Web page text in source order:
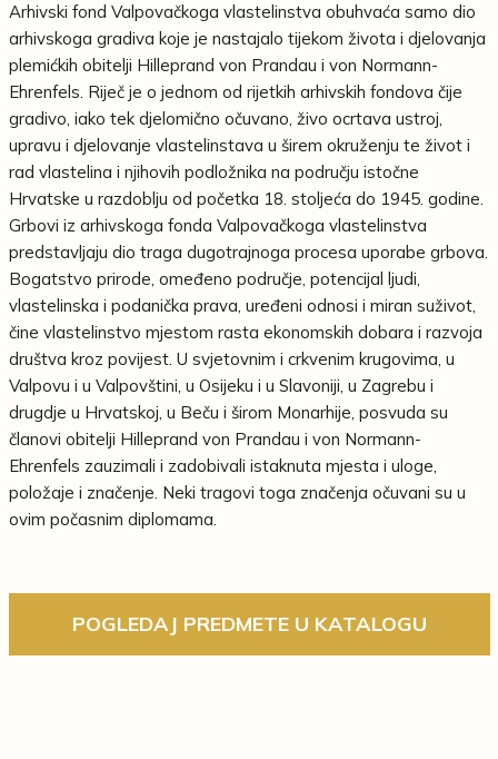
Arhivski fond Valpovačkoga vlastelinstva obuhvaća samo dio
arhivskoga gradiva koje je nastajalo tijekom života i djelovanja
plemićkih obitelji Hilleprand von Prandau i von Normann-
Ehrenfels. Riječ je o jednom od rijetkih arhivskih fondova čije
gradivo, iako tek djelomično očuvano, živo ocrtava ustroj,
upravu i djelovanje vlastelinstava u širem okruženju te život i
rad vlastelina i njihovih podložnika na području istočne
Hrvatske u razdoblju od početka 18. stoljeća do 1945. godine.
Grbovi iz arhivskoga fonda Valpovačkoga vlastelinstva
predstavljaju dio traga dugotrajnoga procesa uporabe grbova.
Bogatstvo prirode, omeđeno područje, potencijal ljudi,
vlastelinska i podanička prava, uređeni odnosi i miran suživot,
čine vlastelinstvo mjestom rasta ekonomskih dobara i razvoja
društva kroz povijest. U svjetovnim i crkvenim krugovima, u
Valpovu i u Valpovštini, u Osijeku i u Slavoniji, u Zagrebu i
drugdje u Hrvatskoj, u Beču i širom Monarhije, posvuda su
članovi obitelji Hilleprand von Prandau i von Normann-
Ehrenfels zauzimali i zadobivali istaknuta mjesta i uloge,
položaje i značenje. Neki tragovi toga značenja očuvani su u
ovim počasnim diplomama.
POGLEDAJ PREDMETE U KATALOGU